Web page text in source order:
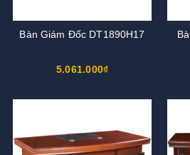
Bàn Giám Đốc DT1890H17
5.061.000₫